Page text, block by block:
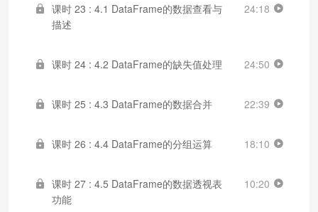
课时 23 : 4.1 DataFrame的数据查看与
描述
24:18
课时 24 : 4.2 DataFrame的缺失值处理 24:50
课时 25 : 4.3 DataFrame的数据合并 22:39
课时 26 : 4.4 DataFrame的分组运算 18:10
课时 27 : 4.5 DataFrame的数据透视表
功能
10:20